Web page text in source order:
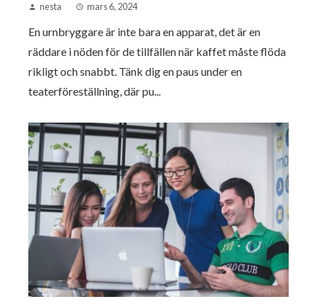
nesta mars 6, 2024
En urnbryggare är inte bara en apparat, det är en
räddare i nöden för de tillfällen när kaffet måste flöda
rikligt och snabbt. Tänk dig en paus under en
teaterföreställning, där pu...